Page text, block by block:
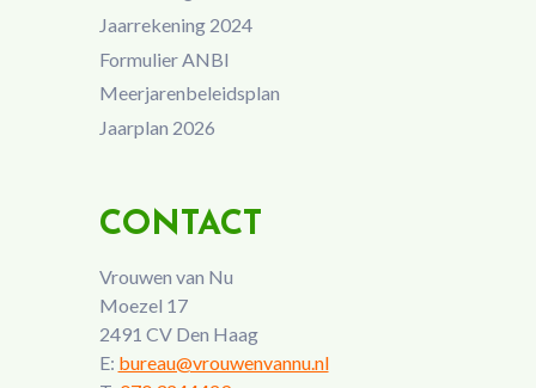
Jaarrekening 2024
Formulier ANBI
Meerjarenbeleidsplan
Jaarplan 2026
CONTACT
Vrouwen van Nu
Moezel 17
2491 CV Den Haag
E: bureau@vrouwenvannu.nl